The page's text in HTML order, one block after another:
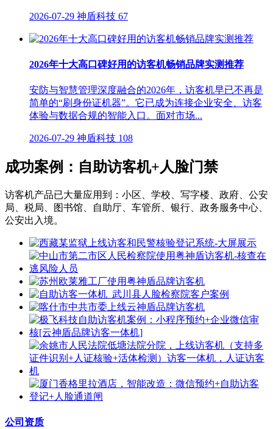
2026-07-29 神盾科技 67
2026年十大高口碑好用的访客机畅销品牌实测推荐
安防与智慧管理深度融合的2026年，访客机早已不再是
简单的“刷身份证机器”。它已成为连接企业安全、访客
体验与数据合规的智能入口。面对市场...
2026-07-29 神盾科技 108
成功案例：自助访客机+人脸门禁
访客机产品已大量应用到：小区、学校、写字楼、政府、公安
局、税局、图书馆、自助厅、车管所、银行、政务服务中心、
公安出入境。
公司资质